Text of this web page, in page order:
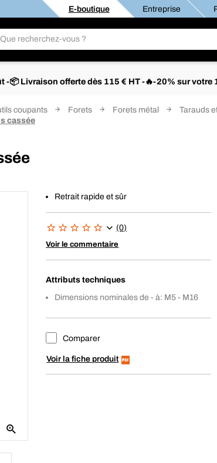
E-boutique Entreprise
📦 Livraison offerte dès 115 € HT -🔥-20% sur votre
coupants Forets Forets métal Tarauds
cassée
Retrait rapide et sûr
(0)
Voir le commentaire
Attributs techniques
Dimensions nominales de - à: M5 - M16
Comparer
Voir la fiche produit